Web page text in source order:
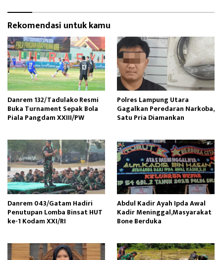
Rekomendasi untuk kamu
Danrem 132/Tadulako Resmi
Buka Turnament Sepak Bola
Piala Pangdam XXIII/PW
Polres Lampung Utara
Gagalkan Peredaran Narkoba,
Satu Pria Diamankan
Danrem 043/Gatam Hadiri
Penutupan Lomba Binsat HUT
ke-1 Kodam XXI/RI
Abdul Kadir Ayah Ipda Awal
Kadir Meninggal,Masyarakat
Bone Berduka